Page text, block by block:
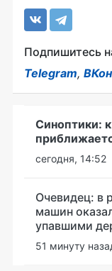
Подпишитесь
Telegram,
Синоптики:
сегодня, 14:52
Очевидец: в
машин
упавшими
51 минуту